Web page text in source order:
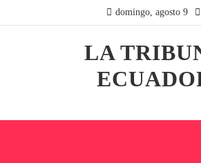
domingo, agosto 9
LA